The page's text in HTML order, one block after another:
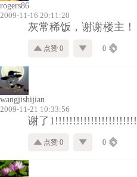
rogers86
2009-11-16 20:11:20
灰常稀饭，谢谢楼主！
点赞 0 0
wangjishijian
2009-11-21 10:33:56
谢了
点赞 0 0